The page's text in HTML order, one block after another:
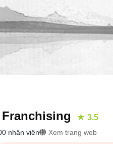
★ 3.5
nhân viên Xem trang web